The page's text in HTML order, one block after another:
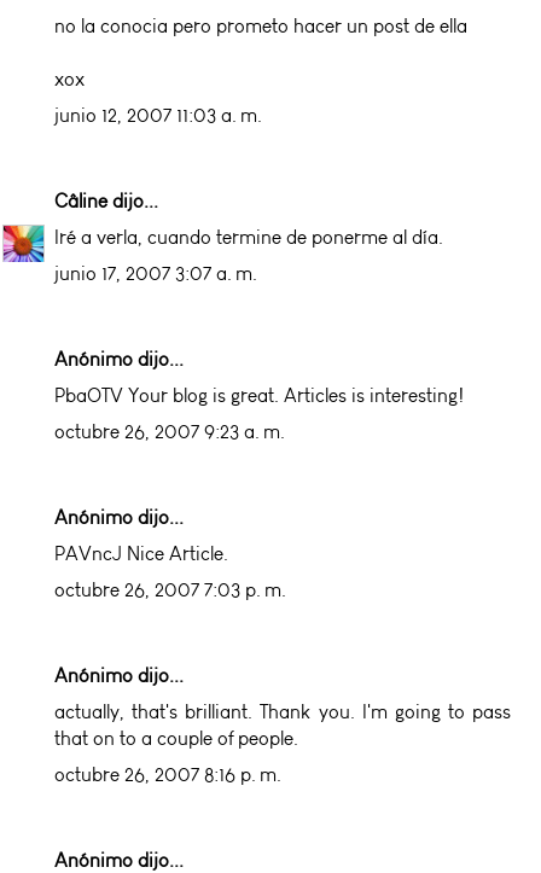
no la conocia pero prometo hacer un post de ella
xox
junio 12, 2007 11:03 a. m.
Câlinedijo...
Iré a verla, cuando termine de ponerme al día.
junio 17, 2007 3:07 a. m.
Anónimo dijo...
PbaOTV Your blog is great. Articles is interesting!
octubre 26, 2007 9:23 a. m.
Anónimo dijo...
PAVncJ Nice Article.
octubre 26, 2007 7:03 p. m.
Anónimo dijo...
actually, that's brilliant. Thank you. I'm going to pass
that on to a couple of people.
octubre 26, 2007 8:16 p. m.
Anónimo dijo...